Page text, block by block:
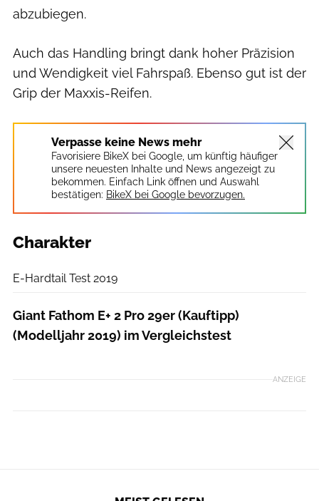
abzubiegen.
Auch das Handling bringt dank hoher Präzision
und Wendigkeit viel Fahrspaß. Ebenso gut ist der
Grip der Maxxis-Reifen.
Verpasse keine News mehr
Favorisiere BikeX bei Google, um künftig häufiger
unsere neuesten Inhalte und News angezeigt zu
bekommen. Einfach Link öffnen und Auswahl
bestätigen: BikeX bei Google bevorzugen.
Charakter
E-Hardtail Test 2019
Giant Fathom E+ 2 Pro 29er (Kauftipp)
(Modelljahr 2019) im Vergleichstest
ANZEIGE